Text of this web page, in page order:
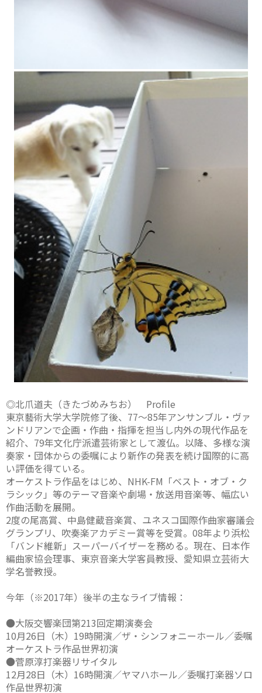
◎北爪道夫（きたづめみちお） Profile
東京藝術大学大学院修了後、77～85年アンサンブル・ヴァ
ンドリアンで企画・作曲・指揮を担当し内外の現代作品を
紹介、79年文化庁派遣芸術家として渡仏。以降、多様な演
奏家・団体からの委嘱により新作の発表を続け国際的に高
い評価を得ている。
オーケストラ作品をはじめ、NHK-FM「ベスト・オブ・ク
ラシック」等のテーマ音楽や劇場・放送用音楽等、幅広い
作曲活動を展開。
2度の尾高賞、中島健蔵音楽賞、ユネスコ国際作曲家審議会
グランプリ、吹奏楽アカデミー賞等を受賞。08年より浜松
「バンド維新」スーパーバイザーを務める。現在、日本作
編曲家協会理事、東京音楽大学客員教授、愛知県立芸術大
学名誉教授。
今年（※2017年）後半の主なライブ情報：
●大阪交響楽団第213回定期演奏会
10月26日（木）19時開演／ザ・シンフォニーホール／委嘱
オーケストラ作品世界初演
●菅原淳打楽器リサイタル
12月28日（木）16時開演／ヤマハホール／委嘱打楽器ソロ
作品世界初演